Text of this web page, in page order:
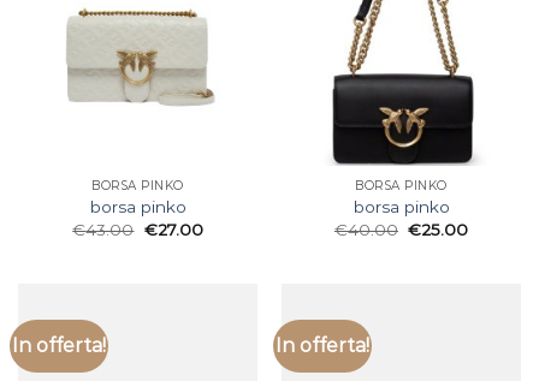
BORSA PINKO
borsa pinko
€43.00 €27.00
BORSA PINKO
borsa pinko
€40.00 €25.00
In offerta! In offerta!